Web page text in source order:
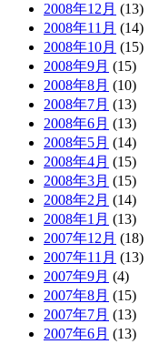
2008年12月 (13)
2008年11月 (14)
2008年10月 (15)
2008年9月 (15)
2008年8月 (10)
2008年7月 (13)
2008年6月 (13)
2008年5月 (14)
2008年4月 (15)
2008年3月 (15)
2008年2月 (14)
2008年1月 (13)
2007年12月 (18)
2007年11月 (13)
2007年9月 (4)
2007年8月 (15)
2007年7月 (13)
2007年6月 (13)